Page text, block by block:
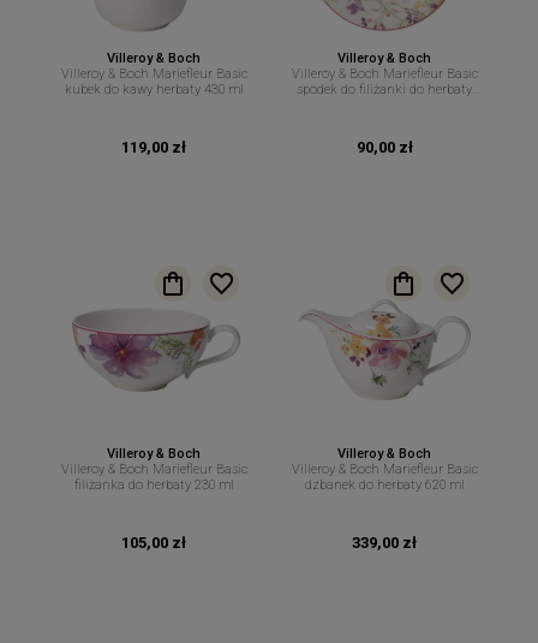
Villeroy & Boch
Villeroy & Boch Mariefleur Basic
kubek do kawy herbaty 430 ml
119,00 zł
Villeroy & Boch
Villeroy & Boch Mariefleur Basic
spodek do filiżanki do herbaty
90,00 zł
Villeroy & Boch
Villeroy & Boch Mariefleur Basic
filiżanka do herbaty 230 ml
105,00 zł
Villeroy & Boch
Villeroy & Boch Mariefleur Basic
dzbanek do herbaty 620 ml
339,00 zł